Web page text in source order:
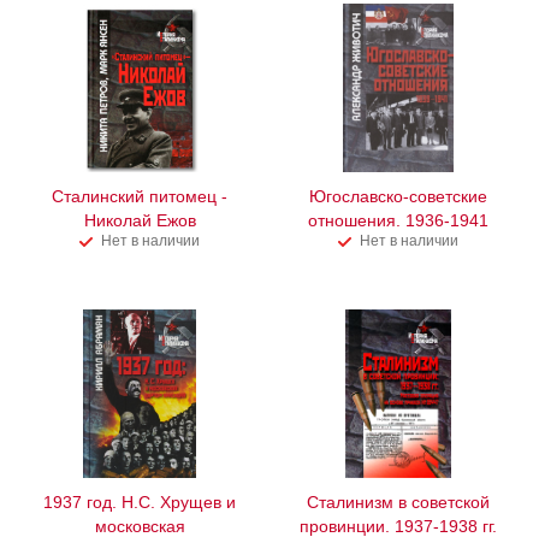
Сталинский питомец -
Николай Ежов
Нет в наличии
Югославско-советские
отношения. 1936-1941
Нет в наличии
1937 год. Н.С. Хрущев и
московская
Сталинизм в советской
провинции. 1937-1938 гг.